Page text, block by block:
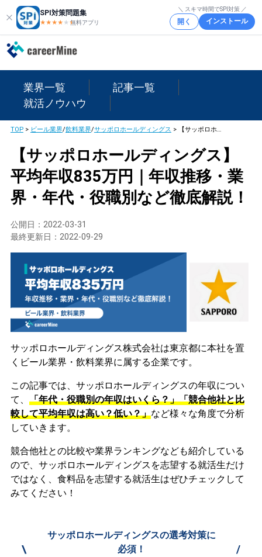
SPI対策問題集
★★★★ ★★
無料アプリ
＼ スキマ時間でSPI対策 ／
開く インストール
業界一覧
記事一覧
就活ノウハウ
TOP> ビール業界/飲料業界/サッポロホールディングス > 【サッポロホールディングス】平均年収835万円｜年収推移・業界・年代・役職別など徹底解説！
【サッポロホールディングス】
平均年収835万円｜年収推移・業
界・年代・役職別など徹底解説！
公開日： 2022-03-31
最終更新日： 2022-09-29
サッポロホールディングス株式会社は東京都に本社を置
くビール業界・飲料業界に属する企業です。
この記事では、サッポロホールディングスの年収につい
て、 「年代・役職別の年収はいくら？」「競合他社と比
較して平均年収は高い？低い？」など様々な角度で分析
していきます。
競合他社との比較や業界ランキングなども紹介している
ので、サッポロホールディングスを志望する就活生だけ
ではなく、食料品を志望する就活生はぜひチェックして
みてください！
\
サッポロホールディングスの選考対策に
必須！
/